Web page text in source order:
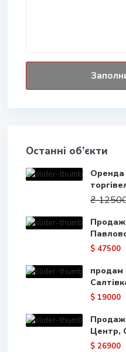
Останні об’єкти
Оренда
₴
Продаж
$ 47500
продам
$ 19000
Продаж
Центр,
$ 26900